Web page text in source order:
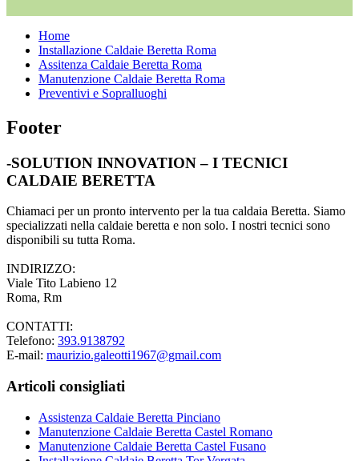
Home
Installazione Caldaie Beretta Roma
Assitenza Caldaie Beretta Roma
Manutenzione Caldaie Beretta Roma
Preventivi e Sopralluoghi
Footer
-SOLUTION INNOVATION – I TECNICI
CALDAIE BERETTA
Chiamaci per un pronto intervento per la tua caldaia Beretta. Siamo
specializzati nella caldaie beretta e non solo. I nostri tecnici sono
disponibili su tutta Roma.
INDIRIZZO:
Viale Tito Labieno 12
Roma, Rm
CONTATTI:
Telefono: 393.9138792
E-mail: maurizio.galeotti1967@gmail.com
Articoli consigliati
Assistenza Caldaie Beretta Pinciano
Manutenzione Caldaie Beretta Castel Romano
Manutenzione Caldaie Beretta Castel Fusano